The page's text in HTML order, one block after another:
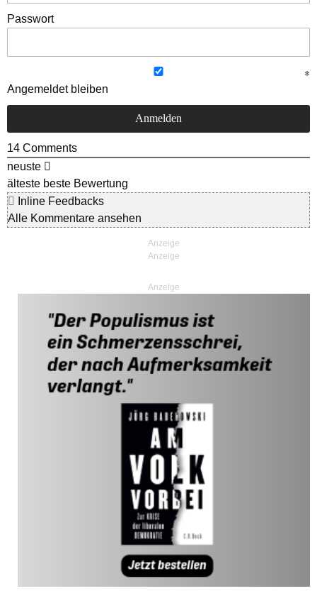
Passwort
Angemeldet bleiben
14 Comments
neuste
älteste beste Bewertung
Inline Feedbacks
Alle Kommentare ansehen
Anzeige